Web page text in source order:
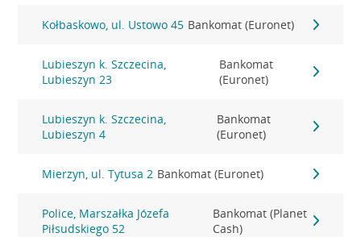
Kołbaskowo, ul. Ustowo 45 Bankomat (Euronet)
Lubieszyn k. Szczecina,
Lubieszyn 23
Bankomat
(Euronet)
Lubieszyn k. Szczecina,
Lubieszyn 4
Bankomat
(Euronet)
Mierzyn, ul. Tytusa 2 Bankomat (Euronet)
Police, Marszałka Józefa
Piłsudskiego 52
Bankomat (Planet
Cash)